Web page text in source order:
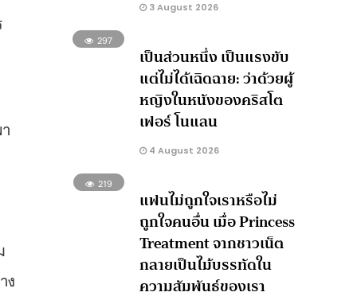
ง
3 August 2026
297
เป็นส่วนหนึ่ง เป็นแรงขับ
แต่ไม่ได้เฉิดฉาย: ว่าด้วยผู้
หญิงในหนังของคริสโต
เฟอร์ โนแลน
4 August 2026
219
แฟนไม่ถูกใจเราหรือไม่
ถูกใจคนอื่น เมื่อ Princess
Treatment จากชาวเน็ต
กลายเป็นไม้บรรทัดใน
ความสัมพันธ์ของเรา